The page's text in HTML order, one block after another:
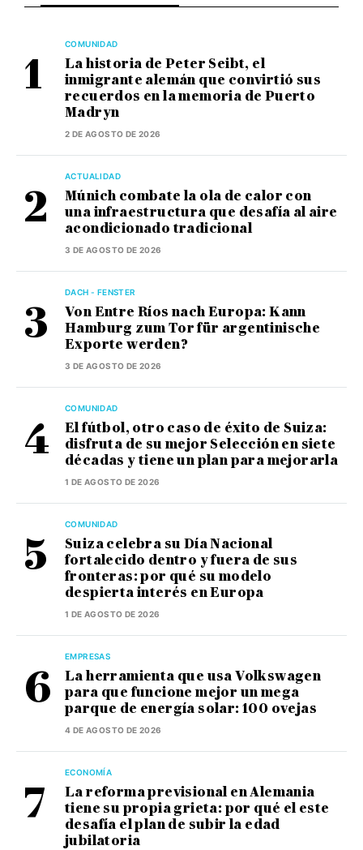
COMUNIDAD
La historia de Peter Seibt, el
inmigrante alemán que convirtió sus
recuerdos en la memoria de Puerto
Madryn
2 DE AGOSTO DE 2026
ACTUALIDAD
Múnich combate la ola de calor con
una infraestructura que desafía al aire
acondicionado tradicional
3 DE AGOSTO DE 2026
DACH - FENSTER
Von Entre Ríos nach Europa: Kann
Hamburg zum Tor für argentinische
Exporte werden?
3 DE AGOSTO DE 2026
COMUNIDAD
El fútbol, otro caso de éxito de Suiza:
disfruta de su mejor Selección en siete
décadas y tiene un plan para mejorarla
1 DE AGOSTO DE 2026
COMUNIDAD
Suiza celebra su Día Nacional
fortalecido dentro y fuera de sus
fronteras: por qué su modelo
despierta interés en Europa
1 DE AGOSTO DE 2026
EMPRESAS
La herramienta que usa Volkswagen
para que funcione mejor un mega
parque de energía solar: 100 ovejas
4 DE AGOSTO DE 2026
ECONOMÍA
La reforma previsional en Alemania
tiene su propia grieta: por qué el este
desafía el plan de subir la edad
jubilatoria